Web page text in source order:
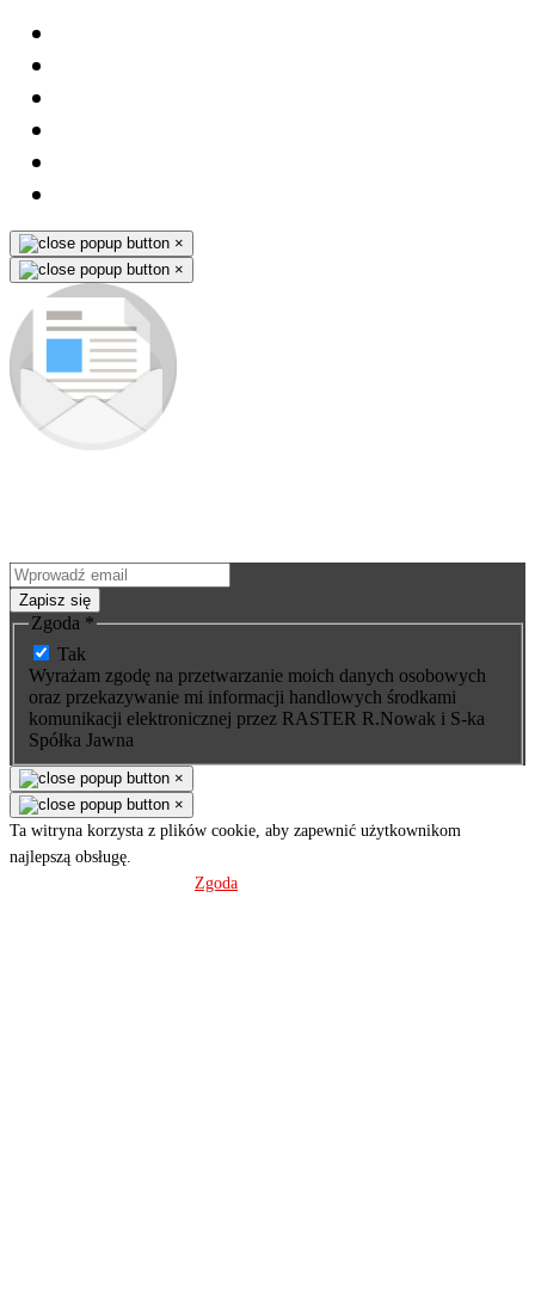
×
×
Zapisz się
Zgoda *
Tak
Wyrażam zgodę na przetwarzanie moich danych osobowych
oraz przekazywanie mi informacji handlowych środkami
komunikacji elektronicznej przez RASTER R.Nowak i S-ka
Spółka Jawna
×
×
Ta witryna korzysta z plików cookie, aby zapewnić użytkownikom
najlepszą obsługę.
Zgoda